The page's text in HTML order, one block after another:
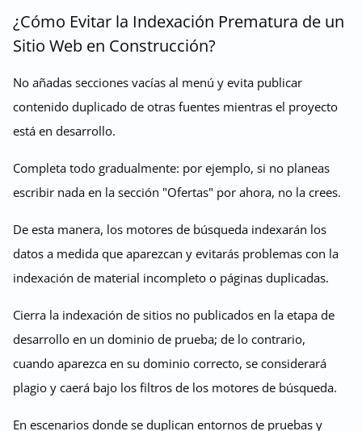
¿Cómo Evitar la Indexación Prematura de un
Sitio Web en Construcción?
No añadas secciones vacías al menú y evita publicar
contenido duplicado de otras fuentes mientras el proyecto
está en desarrollo.
Completa todo gradualmente: por ejemplo, si no planeas
escribir nada en la sección "Ofertas" por ahora, no la crees.
De esta manera, los motores de búsqueda indexarán los
datos a medida que aparezcan y evitarás problemas con la
indexación de material incompleto o páginas duplicadas.
Cierra la indexación de sitios no publicados en la etapa de
desarrollo en un dominio de prueba; de lo contrario,
cuando aparezca en su dominio correcto, se considerará
plagio y caerá bajo los filtros de los motores de búsqueda.
En escenarios donde se duplican entornos de pruebas y